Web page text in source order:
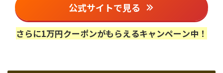
公式サイトで見る
さらに1万円クーポンがもらえるキャンペーン中！